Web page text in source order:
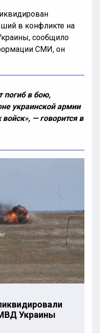
в конфликте на
сообщило
СМИ, он
погиб в бою,
украинской армии
войск», — говорится в
Украины